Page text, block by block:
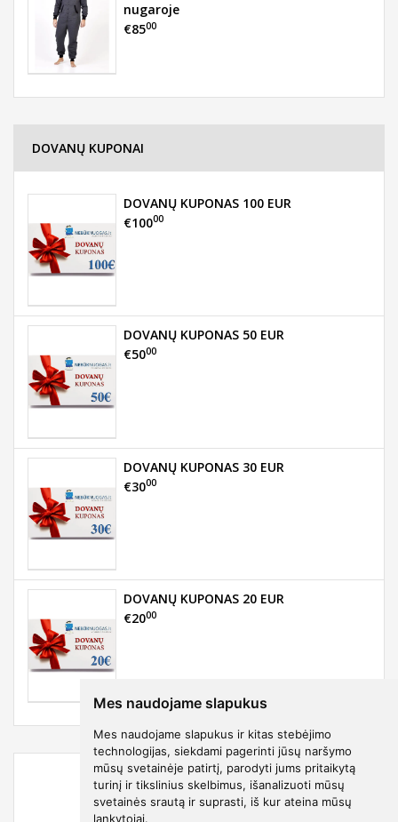
Mes naudojame slapukus
Mes naudojame slapukus ir kitas stebėjimo
technologijas, siekdami pagerinti jūsų naršymo
mūsų svetainėje patirtį, parodyti jums pritaikytą
turinį ir tikslinius skelbimus, išanalizuoti mūsų
svetainės srautą ir suprasti, iš kur ateina mūsų
lankytojai.
nugaroje
€8500
DOVANŲ KUPONAI
DOVANŲ KUPONAS 100 EUR
€10000
DOVANŲ KUPONAS 50 EUR
€5000
DOVANŲ KUPONAS 30 EUR
€3000
DOVANŲ KUPONAS 20 EUR
€2000